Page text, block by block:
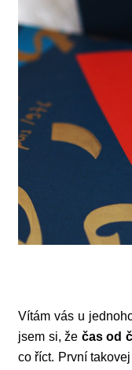
Vítám vás u
jsem si, že čas od
co říct. První